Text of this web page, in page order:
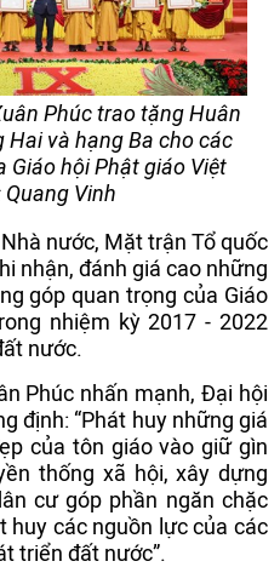
Phúc trao tặng Huân
và hạng Ba cho các
Giáo hội Phật giáo Việt
Quang Vinh
nước, Mặt trận Tổ quốc
nhận, đánh giá cao những
góp quan trọng của Giáo
nhiệm kỳ 2017 - 2022
nước.
Phúc nhấn mạnh, Đại hội
định: “Phát huy những giá
của tôn giáo vào giữ gìn
thống xã hội, xây dựng
cư góp phần ngăn chặc
huy các nguồn lực của các
triển đất nước”.